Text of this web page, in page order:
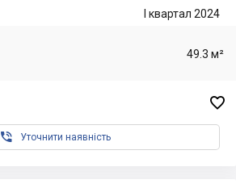
I квартал 2024
49.3 м²

 Уточнити наявність